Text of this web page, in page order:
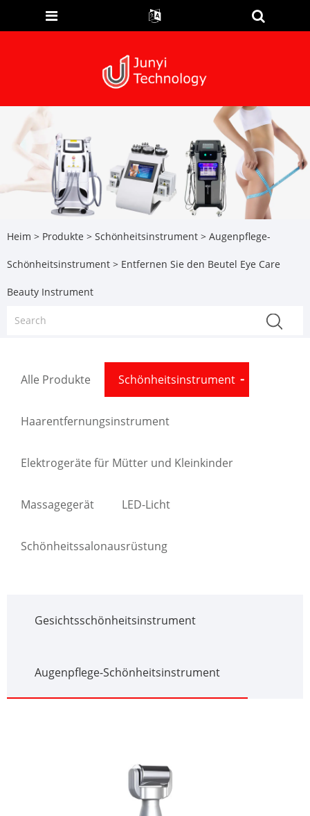
Heim > Produkte > Schönheitsinstrument > Augenpflege-
Schönheitsinstrument > Entfernen Sie den Beutel Eye Care
Beauty Instrument
Alle Produkte Schönheitsinstrument
Haarentfernungsinstrument
Elektrogeräte für Mütter und Kleinkinder
Massagegerät LED-Licht
Schönheitssalonausrüstung
Gesichtsschönheitsinstrument
Augenpflege-Schönheitsinstrument